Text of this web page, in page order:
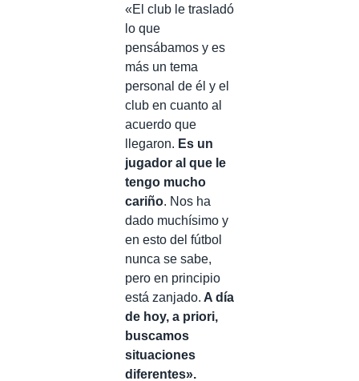
«El club le trasladó
lo que
pensábamos y es
más un tema
personal de él y el
club en cuanto al
acuerdo que
llegaron. Es un
jugador al que le
tengo mucho
cariño. Nos ha
dado muchísimo y
en esto del fútbol
nunca se sabe,
pero en principio
está zanjado. A día
de hoy, a priori,
buscamos
situaciones
diferentes».